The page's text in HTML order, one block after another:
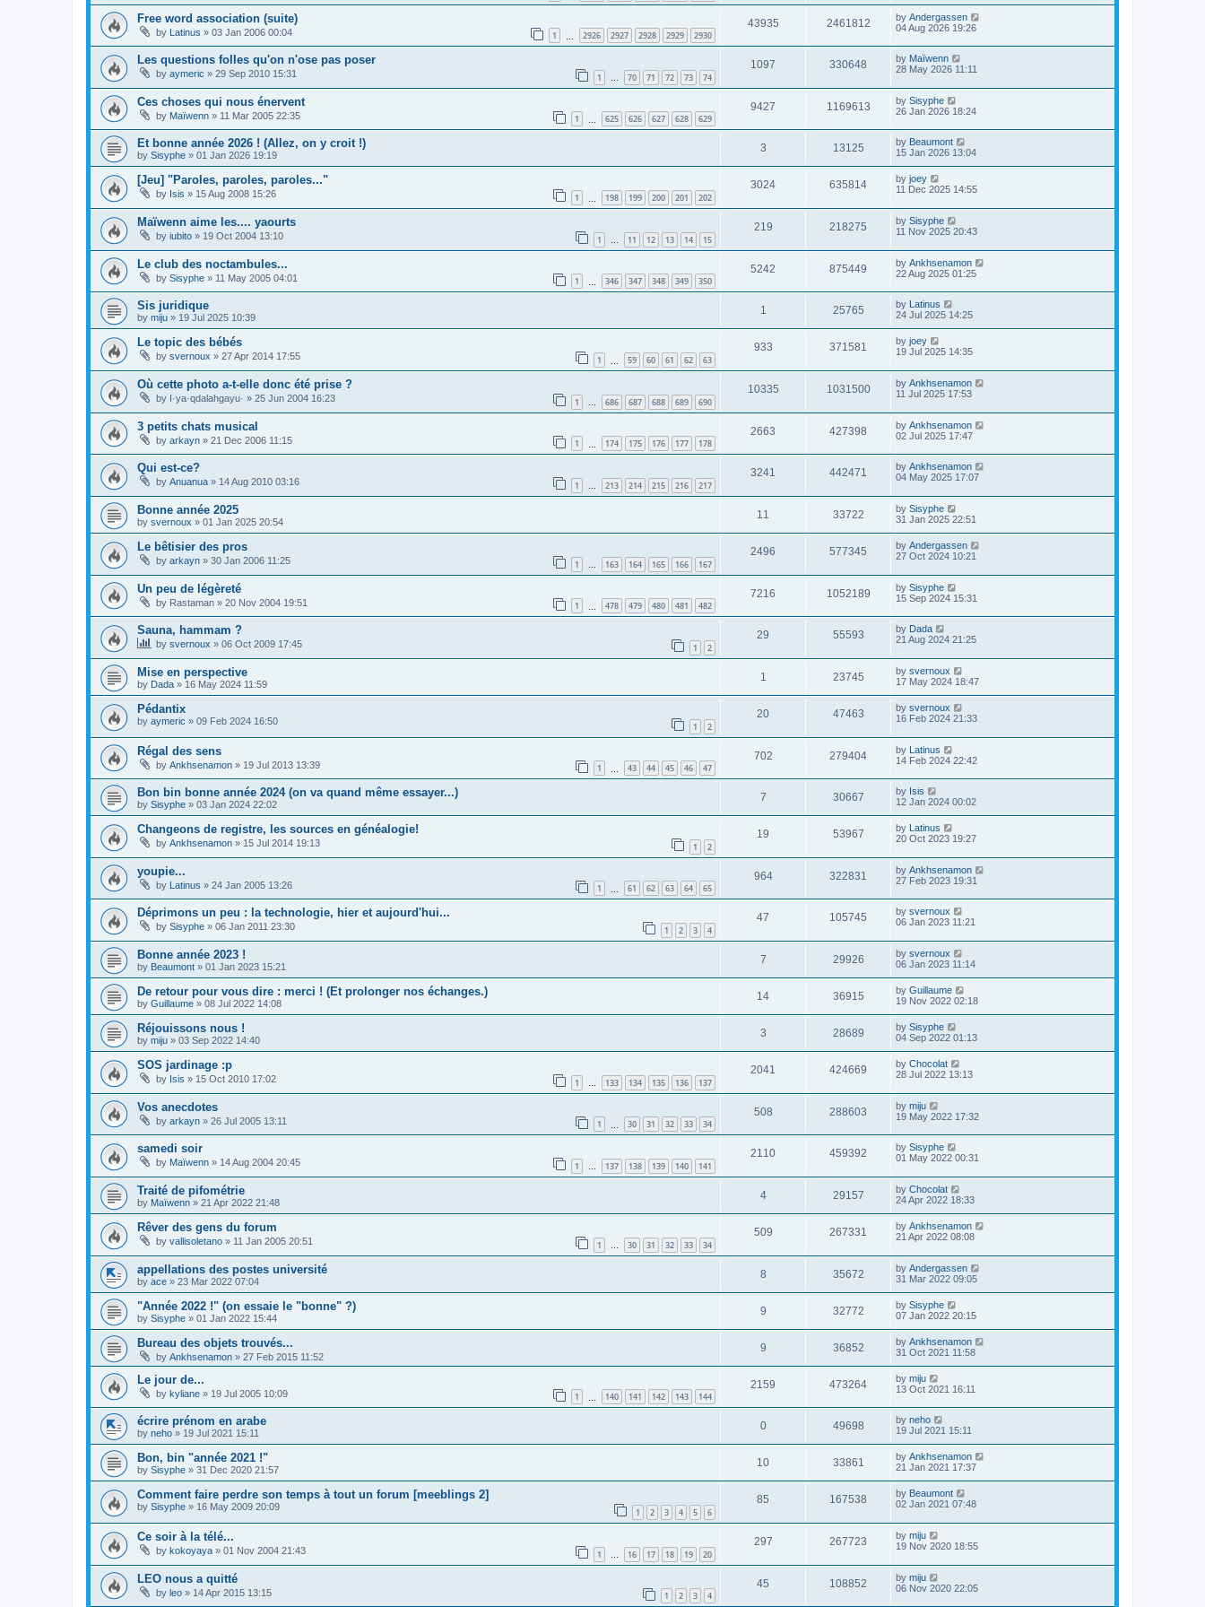
Free word association (suite)
by Latinus » 03 Jan 2006 00:04 1 2926 2927 2928 2929 2930
43935 2461812 by Andergassen
04 Aug 2026 19:26
Les questions folles qu'on n'ose pas poser
by aymeric » 29 Sep 2010 15:31 1 … 70 71 72 73 74
1097 330648 by Maïwenn
28 May 2026 11:11
Ces choses qui nous énervent
by Maïwenn » 11 Mar 2005 22:35 1 625 626 627 628 629
9427 1169613 by Sisyphe
26 Jan 2026 18:24
Et bonne année 2026 ! (Allez, on y croit !)
by Sisyphe » 01 Jan 2026 19:19
3 13125 by Beaumont
15 Jan 2026 13:04
[Jeu] "Paroles, paroles, paroles..."
by Isis » 15 Aug 2008 15:26 1 198 199 200 201 202
3024 635814 by joey
11 Dec 2025 14:55
Maïwenn aime les.... yaourts
by iubito » 19 Oct 2004 13:10 1 … 11 12 13 14 15
219 218275 by Sisyphe
11 Nov 2025 20:43
Le club des noctambules...
by Sisyphe » 11 May 2005 04:01 1 346 347 348 349 350
5242 875449 by Ankhsenamon
22 Aug 2025 01:25
Sis juridique
by miju » 19 Jul 2025 10:39
1 25765 by Latinus
24 Jul 2025 14:25
Le topic des bébés
by svernoux » 27 Apr 2014 17:55 1 59 60 61 62 63
933 371581 by joey
19 Jul 2025 14:35
Où cette photo a-t-elle donc été prise ?
by I·ya·qdalahgayu· » 25 Jun 2004 16:23 1 … 686 687 688 689 690
10335 1031500 by Ankhsenamon
11 Jul 2025 17:53
3 petits chats musical
by arkayn » 21 Dec 2006 11:15 1 174 175 176 177 178
2663 427398 by Ankhsenamon
02 Jul 2025 17:47
Qui est-ce?
by Anuanua » 14 Aug 2010 03:16 1 … 213 214 215 216 217
3241 442471 by Ankhsenamon
04 May 2025 17:07
Bonne année 2025
by svernoux » 01 Jan 2025 20:54
11 33722 by Sisyphe
31 Jan 2025 22:51
Le bêtisier des pros
by arkayn » 30 Jan 2006 11:25 1 … 163 164 165 166 167
2496 577345 by Andergassen
27 Oct 2024 10:21
Un peu de légèreté
by Rastaman » 20 Nov 2004 19:51 1 478 479 480 481 482
7216 1052189 by Sisyphe
15 Sep 2024 15:31
Sauna, hammam ?
by svernoux » 06 Oct 2009 17:45 1 2
29 55593 by Dada
21 Aug 2024 21:25
Mise en perspective
by Dada » 16 May 2024 11:59
1 23745 by svernoux
17 May 2024 18:47
Pédantix
by aymeric » 09 Feb 2024 16:50 1 2
20 47463 by svernoux
16 Feb 2024 21:33
Régal des sens
by Ankhsenamon » 19 Jul 2013 13:39 1 43 44 45 46 47
702 279404 by Latinus
14 Feb 2024 22:42
Bon bin bonne année 2024 (on va quand même essayer...)
by Sisyphe » 03 Jan 2024 22:02
7 30667 by Isis
12 Jan 2024 00:02
Changeons de registre, les sources en généalogie!
by Ankhsenamon » 15 Jul 2014 19:13 1 2
19 53967 by Latinus
20 Oct 2023 19:27
youpie...
by Latinus » 24 Jan 2005 13:26 1 61 62 63 64 65
964 322831 by Ankhsenamon
27 Feb 2023 19:31
Déprimons un peu : la technologie, hier et aujourd'hui...
by Sisyphe » 06 Jan 2011 23:30 1 2 3 4
47 105745 by svernoux
06 Jan 2023 11:21
Bonne année 2023 !
by Beaumont » 01 Jan 2023 15:21
7 29926 by svernoux
06 Jan 2023 11:14
De retour pour vous dire : merci ! (Et prolonger nos échanges.)
by Guillaume » 08 Jul 2022 14:08
14 36915 by Guillaume
19 Nov 2022 02:18
Réjouissons nous !
by miju » 03 Sep 2022 14:40
3 28689 by Sisyphe
04 Sep 2022 01:13
SOS jardinage :p
by Isis » 15 Oct 2010 17:02 1 … 133 134 135 136 137
2041 424669 by Chocolat
28 Jul 2022 13:13
Vos anecdotes
by arkayn » 26 Jul 2005 13:11 1 30 31 32 33 34
508 288603 by miju
19 May 2022 17:32
samedi soir
by Maïwenn » 14 Aug 2004 20:45 1 … 137 138 139 140 141
2110 459392 by Sisyphe
01 May 2022 00:31
Traité de pifométrie
by Maïwenn » 21 Apr 2022 21:48
4 29157 by Chocolat
24 Apr 2022 18:33
Rêver des gens du forum
by vallisoletano » 11 Jan 2005 20:51 1 … 30 31 32 33 34
509 267331 by Ankhsenamon
21 Apr 2022 08:08
appellations des postes université
by ace » 23 Mar 2022 07:04
8 35672 by Andergassen
31 Mar 2022 09:05
"Année 2022 !" (on essaie le "bonne" ?)
by Sisyphe » 01 Jan 2022 15:44
9 32772 by Sisyphe
07 Jan 2022 20:15
Bureau des objets trouvés...
by Ankhsenamon » 27 Feb 2015 11:52
9 36852 by Ankhsenamon
31 Oct 2021 11:58
Le jour de...
by kyliane » 19 Jul 2005 10:09 1 140 141 142 143 144
2159 473264 by miju
13 Oct 2021 16:11
écrire prénom en arabe
by neho » 19 Jul 2021 15:11
0 49698 by neho
19 Jul 2021 15:11
Bon, bin "année 2021 !"
by Sisyphe » 31 Dec 2020 21:57
10 33861 by Ankhsenamon
21 Jan 2021 17:37
Comment faire perdre son temps à tout un forum [meeblings 2]
by Sisyphe » 16 May 2009 20:09 1 2 3 4 5 6
85 167538 by Beaumont
02 Jan 2021 07:48
Ce soir à la télé...
by kokoyaya » 01 Nov 2004 21:43 1 … 16 17 18 19 20
297 267723 by miju
19 Nov 2020 18:55
LEO nous a quitté
by leo » 14 Apr 2015 13:15 1 2 3 4
45 108852 by miju
06 Nov 2020 22:05